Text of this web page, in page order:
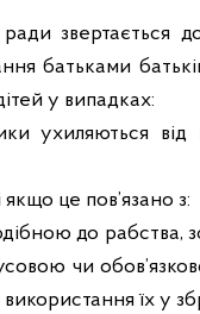
звертається
батьками
у випадках:
ухиляються від
це пов’язано з:
до рабства,
чи
їх у